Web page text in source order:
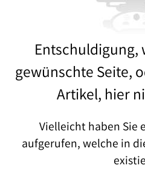
Entschuldigung,
gewünschte Seite,
Artikel, hier
Vielleicht haben Sie
aufgerufen, welche in